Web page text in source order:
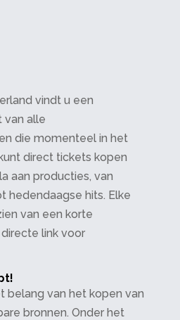
vindt u een
van alle
die momenteel in het
direct tickets kopen
aan producties, van
hedendaagse hits. Elke
van een korte
link voor
belang van het kopen van
bronnen. Onder het